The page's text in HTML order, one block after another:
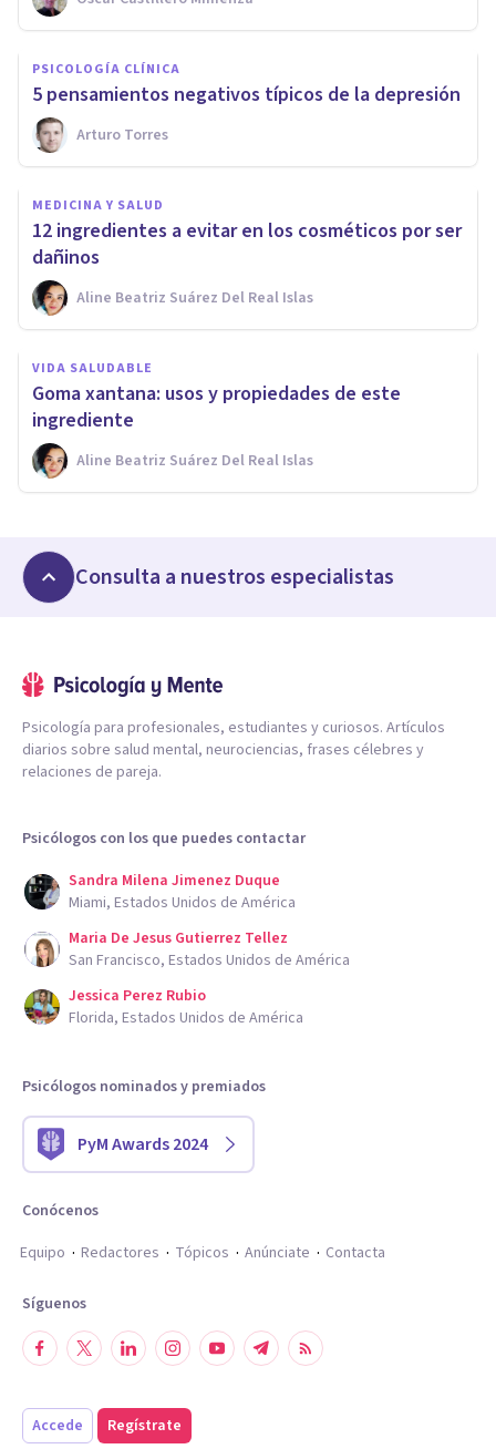
PSICOLOGÍA CLÍNICA
5 pensamientos negativos típicos de la depresión
Arturo Torres
MEDICINA Y SALUD
12 ingredientes a evitar en los cosméticos por ser
dañinos
Aline Beatriz Suárez Del Real Islas
VIDA SALUDABLE
Goma xantana: usos y propiedades de este
ingrediente
Aline Beatriz Suárez Del Real Islas
Consulta a nuestros especialistas
Psicología para profesionales, estudiantes y curiosos. Artículos
diarios sobre salud mental, neurociencias, frases célebres y
relaciones de pareja.
Psicólogos con los que puedes contactar
Sandra Milena Jimenez Duque
Miami, Estados Unidos de América
Maria De Jesus Gutierrez Tellez
San Francisco, Estados Unidos de América
Jessica Perez Rubio
Florida, Estados Unidos de América
Psicólogos nominados y premiados
PyM Awards 2024
Conócenos
Equipo
Redactores Tópicos Anúnciate Contacta
Síguenos
Accede Regístrate